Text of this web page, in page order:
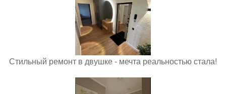
Стильный ремонт в двушке - мечта реальностью стала!